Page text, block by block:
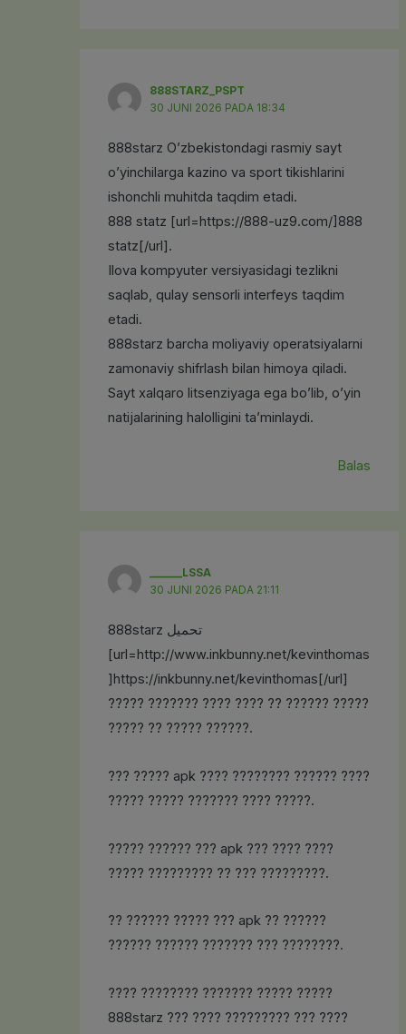
888STARZ_PSPT
30 JUNI 2026 PADA 18:34
888starz O’zbekistondagi rasmiy sayt
o’yinchilarga kazino va sport tikishlarini
ishonchli muhitda taqdim etadi.
888 statz [url=https://888-uz9.com/]888
statz[/url].
Ilova kompyuter versiyasidagi tezlikni
saqlab, qulay sensorli interfeys taqdim
etadi.
888starz barcha moliyaviy operatsiyalarni
zamonaviy shifrlash bilan himoya qiladi.
Sayt xalqaro litsenziyaga ega bo’lib, o’yin
natijalarining halolligini ta’minlaydi.
Balas
______LSSA
30 JUNI 2026 PADA 21:11
888starz تحميل
[url=http://www.inkbunny.net/kevinthomas
]https://inkbunny.net/kevinthomas[/url]
????? ??????? ???? ???? ?? ?????? ?????
????? ?? ????? ??????.
??? ????? apk ???? ???????? ?????? ????
????? ????? ??????? ???? ?????.
????? ?????? ??? apk ??? ???? ????
????? ????????? ?? ??? ?????????.
?? ?????? ????? ??? apk ?? ??????
?????? ?????? ??????? ??? ????????.
???? ???????? ??????? ????? ?????
888starz ??? ???? ????????? ??? ????